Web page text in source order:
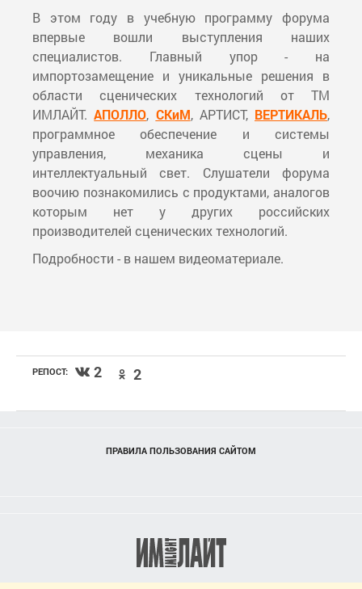
В этом году в учебную программу форума
впервые вошли выступления наших
специалистов. Главный упор - на
импортозамещение и уникальные решения в
области сценических технологий от ТМ
ИМЛАЙТ.АПОЛЛО, СКиМ, АРТИСТ, ВЕРТИКАЛЬ,
программное обеспечение и системы
управления, механика сцены и
интеллектуальный свет. Слушатели форума
воочию познакомились с продуктами, аналогов
которым нет у других российских
производителей сценических технологий.
Подробности - в нашем видеоматериале.
РЕПОСТ: 2 2
ПРАВИЛА ПОЛЬЗОВАНИЯ САЙТОМ